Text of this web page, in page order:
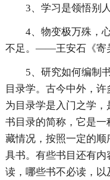
3、学习是领悟别
4、物变极万殊，
不足。——王安石《寄
5、研究如何编制
目录学。古今中外，
为目录学是入门之学
书目录的简称，它是
藏情况，按照一定的
具书。有些书目还有
读，哪些书不必读，以